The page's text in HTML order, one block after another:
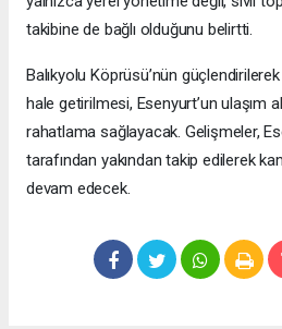
takibine de bağlı olduğunu belirtti.
Balıkyolu Köprüsü’nün
hale getirilmesi, Esenyurt’un ulaşım
rahatlama sağlayacak. Gelişmeler,
tarafından yakından takip edilerek
devam edecek.